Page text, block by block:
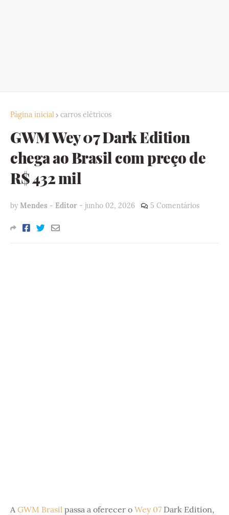
Página inicial carros elétricos
GWM Wey 07 Dark Edition
chega ao Brasil com preço de
R$ 432 mil
by Mendes - Editor - junho 02, 2026 5 Comentários
A GWM Brasil passa a oferecer o Wey 07 Dark Edition,